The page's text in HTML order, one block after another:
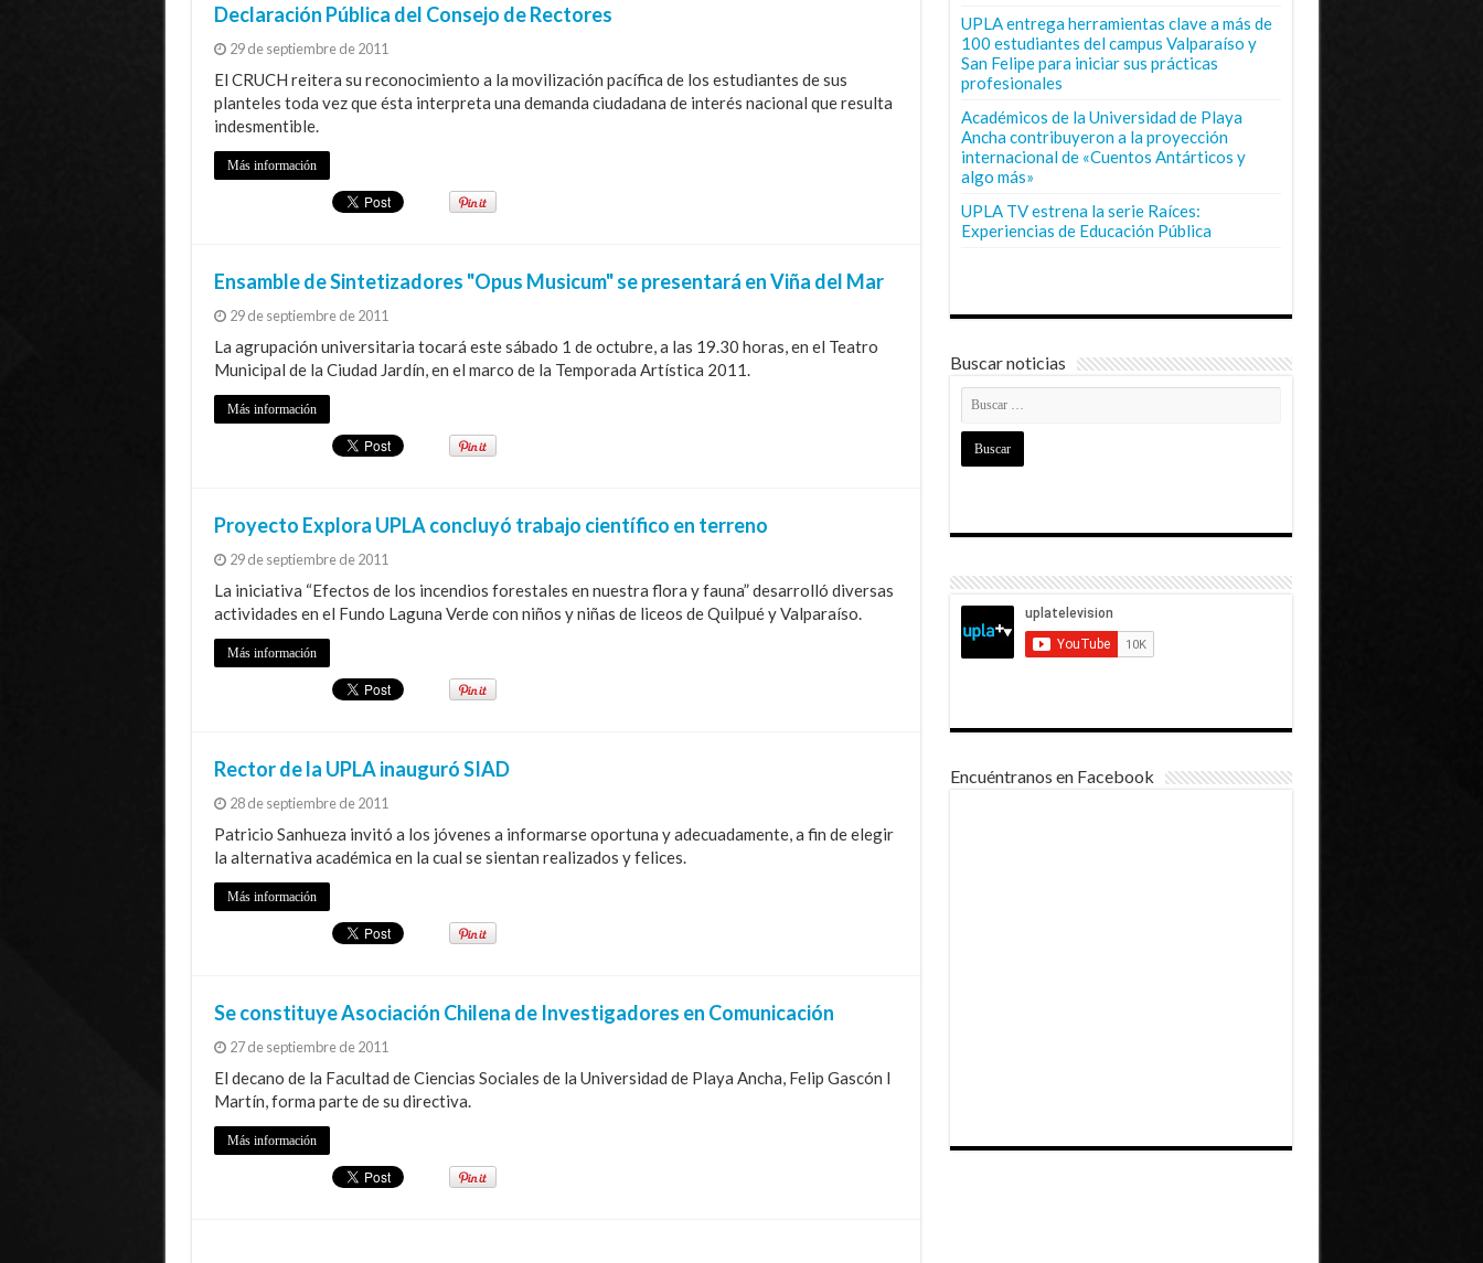
Declaración Pública del Consejo de Rectores
29 de septiembre de 2011
El CRUCH reitera su reconocimiento a la movilización pacífica de los estudiantes de sus
planteles toda vez que ésta interpreta una demanda ciudadana de interés nacional que resulta
indesmentible.
Más información
Ensamble de Sintetizadores "Opus Musicum" se presentará en Viña del Mar
29 de septiembre de 2011
La agrupación universitaria tocará este sábado 1 de octubre, a las 19.30 horas, en el Teatro
Municipal de la Ciudad Jardín, en el marco de la Temporada Artística 2011.
Más información
Proyecto Explora UPLA concluyó trabajo científico en terreno
29 de septiembre de 2011
La iniciativa “Efectos de los incendios forestales en nuestra flora y fauna” desarrolló diversas
actividades en el Fundo Laguna Verde con niños y niñas de liceos de Quilpué y Valparaíso.
Más información
Rector de la UPLA inauguró SIAD
28 de septiembre de 2011
Patricio Sanhueza invitó a los jóvenes a informarse oportuna y adecuadamente, a fin de elegir
la alternativa académica en la cual se sientan realizados y felices.
Más información
Se constituye Asociación Chilena de Investigadores en Comunicación
27 de septiembre de 2011
El decano de la Facultad de Ciencias Sociales de la Universidad de Playa Ancha, Felip Gascón I
Martín, forma parte de su directiva.
Más información
UPLA entrega herramientas clave a más de
100 estudiantes del campus Valparaíso y
San Felipe para iniciar sus prácticas
profesionales
Académicos de la Universidad de Playa
Ancha contribuyeron a la proyección
internacional de «Cuentos Antárticos y
algo más»
UPLA TV estrena la serie Raíces:
Experiencias de Educación Pública
Buscar noticias
Encuéntranos en Facebook